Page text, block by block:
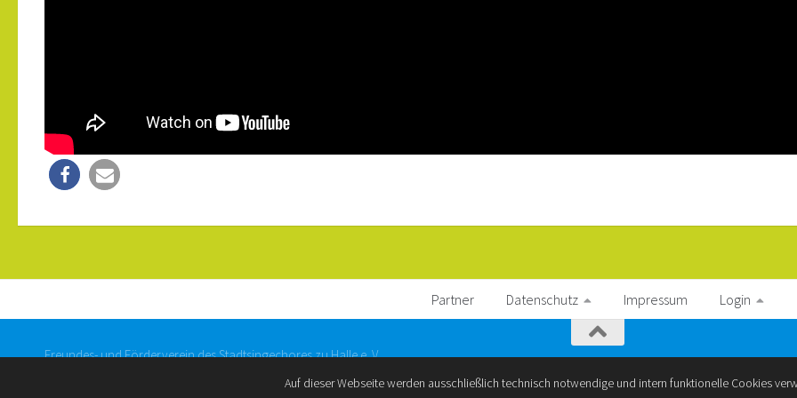
12
Partner Datenschutz Impressum Login
Freundes- und Förderverein des Stadtsingechores zu Halle e. V.
Auf dieser Webseite werden ausschließlich technisch notwendige und intern funktionelle Cookies